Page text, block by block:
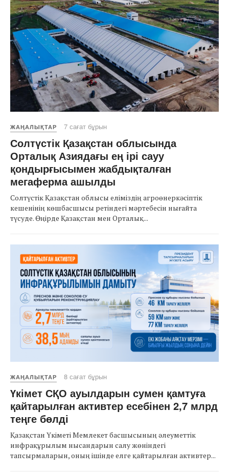
ЖАҢАЛЫҚТАР 7 сағат бұрын
Солтүстік Қазақстан облысында
Орталық Азиядағы ең ірі сауу
қондырғысымен жабдықталған
мегаферма ашылды
Солтүстік Қазақстан облысы еліміздің агроөнеркәсіптік
кешенінің көшбасшысы ретіндегі мәртебесін нығайта
түсуде. Өңірде Қазақстан мен Орталық...
ЖАҢАЛЫҚТАР 8 сағат бұрын
Үкімет СҚО ауылдарын сумен қамтуға
қайтарылған активтер есебінен 2,7 млрд
теңге бөлді
Қазақстан Үкіметі Мемлекет басшысының әлеуметтік
инфрақұрылым нысандарын салу жөніндегі
тапсырмаларын, оның ішінде елге қайтарылған активтер...